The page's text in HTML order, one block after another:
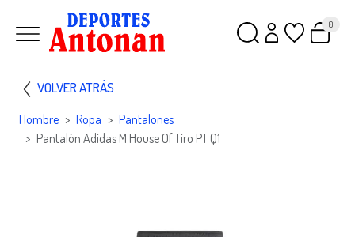
0
VOLVER ATRÁS
Hombre Ropa
Pantalones
Pantalón Adidas M House Of Tiro PT Q1